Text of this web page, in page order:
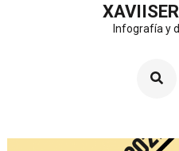
Infografía y